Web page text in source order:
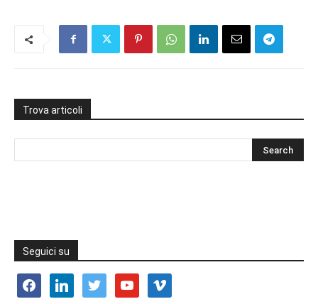
Trova articoli
Seguici su
facebooklinkedin twitter youtube vimeo